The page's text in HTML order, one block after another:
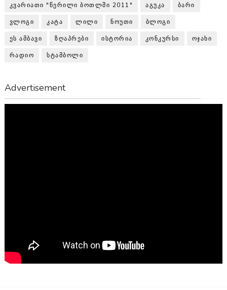
ᲙᲕᲐᲠᲘᲐᲗᲘ "ᲬᲔᲠᲘᲚᲘ ᲑᲝᲗᲚᲨᲘ 2011" ᲐᲒᲣᲙᲐ ᲑᲐᲠᲘ
ᲕᲚᲝᲒᲘ ᲙᲐᲢᲐ ᲚᲘᲚᲘ ᲜᲝᲣᲗᲘ ᲑᲚᲝᲒᲘ
ᲔᲡ ᲐᲛᲑᲐᲕᲘ ᲖᲦᲐᲞᲠᲔᲑᲘ ᲘᲡᲢᲝᲠᲘᲐ ᲙᲝᲜᲙᲣᲠᲡᲘ ᲝᲯᲐᲮᲘ
ᲠᲐᲓᲘᲝ ᲡᲢᲐᲛᲑᲝᲚᲘ
Advertisement